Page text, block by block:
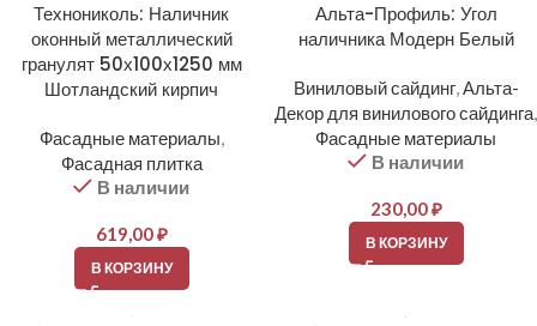
Технониколь: Наличник
оконный металлический
гранулят 50х100х1250 мм
Шотландский кирпич
Фасадные материалы,
Фасадная плитка
В наличии
619,00₽
В КОРЗИНУ
Альта-Профиль: Угол
наличника Модерн Белый
Виниловый сайдинг,Альта-
Декор для винилового сайдинга,
Фасадные материалы
В наличии
230,00₽
В КОРЗИНУ